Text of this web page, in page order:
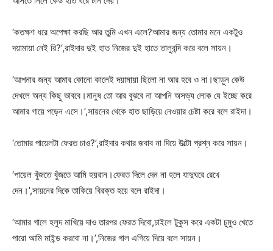
‘কতক্ষণ ধরে অপেক্ষা করছি আর তুমি এখন এলে?আমার জন্য তোমার মনে একটুও
দয়ামায়া নেই রি?’,রাইদার দুই হাত নিজের দুই হাতে তালুবন্দি করে বলে সায়ন।
‘আপনার জন্য আমার কোনো কালেই দয়ামায়া ছিলো না আর হবে ও না।ছাড়ুন কেউ
দেখলে অন্য কিছু ভাববে।মানুষ তো আর বুঝবে না আপনি অসভ্য লোক যে ইচ্ছে করে
আমার গায়ে পড়েন এসে।’,সায়নের থেকে হাত ছাড়িয়ে নেওয়ার চেষ্টা করে বলে রাইদা।
‘তোমার পায়েলটা ফেরত চাও?’,রাইদার কথার জবাব না দিয়ে উল্টো প্রশ্ন করে সায়ন।
‘পায়েল খুঁজতে খুঁজতে আমি হয়রান।ফেরত দিলে দেন না হলে যাদুঘরে রেখে
দেন।’,সায়নের দিকে তাকিয়ে বিরক্ত হয়ে বলে রাইদা।
‘আমার গালে হলুদ মাখিয়ে দাও তারপর ফেরত দিবো,চাইলে টুকুস করে একটা চুমুও খেতে
পারো আমি মাইন্ড করবো না।’,নিজের গাল এগিয়ে দিয়ে বলে সায়ন।